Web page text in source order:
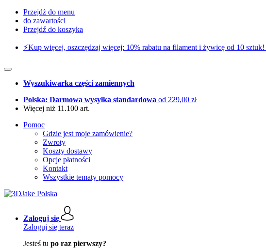
Przejdź do menu
do zawartości
Przejdź do koszyka
⚡️Kup więcej, oszczędzaj więcej: 10% rabatu na filament i żywicę od 10 sztuk!
Wyszukiwarka części zamiennych
Polska: Darmowa wysyłka standardowa od 229,00 zł
Więcej niż 11.100 art.
Pomoc
Gdzie jest moje zamówienie?
Zwroty
Koszty dostawy
Opcje płatności
Kontakt
Wszystkie tematy pomocy
Zaloguj się
Zaloguj się teraz
Jesteś tu po raz pierwszy?